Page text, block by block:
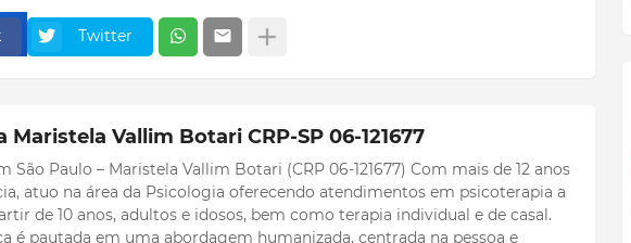
Twitter
Maristela Vallim Botari CRP-SP 06-121677
São Paulo – Maristela Vallim Botari (CRP 06-121677) Com mais de 12 anos
atuo na área da Psicologia oferecendo atendimentos em psicoterapia a
de 10 anos, adultos e idosos, bem como terapia individual e de casal.
é pautada em uma abordagem humanizada, centrada na pessoa e